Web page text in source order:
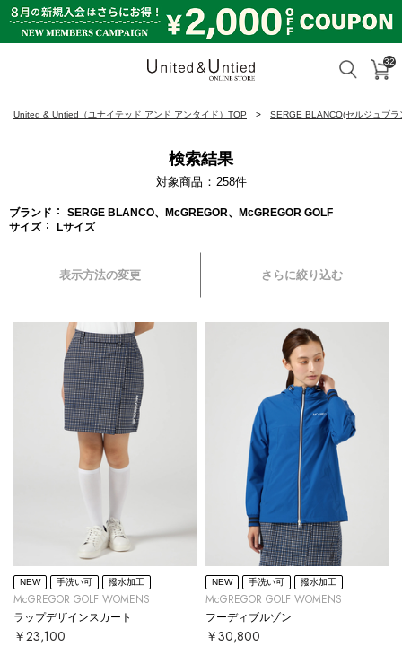
検索 カ
32
United & Untied（ユナイテッド アンド アンタイド）TOP SERGE BLANCO(セルジュブ
検索結果
対象商品 258件
ブランド
SERGE BLANCO、McGREGOR、McGREGOR GOLF
サイズ
Lサイズ
表示方法の変更 さらに絞り込む
NEW 手洗い可 撥水加工
McGREGOR GOLF WOMENS
ラップデザインスカート
￥23,100
NEW 手洗い可 撥水加工
McGREGOR GOLF WOMENS
フーディブルゾン
￥30,800